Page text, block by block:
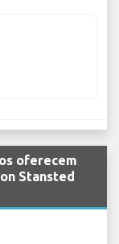
oferecem
Stansted